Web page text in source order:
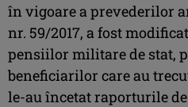
în vigoare a prevederilor
nr. 59/2017, a fost
pensiilor militare de stat,
beneficiarilor care au
le-au încetat raporturile